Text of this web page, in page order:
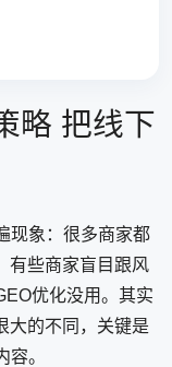
略 把线下
现象：很多商家都
有些商家盲目跟风
优化没用。其实
大的不同，关键是
。